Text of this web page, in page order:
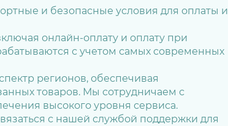
и безопасные условия для оплаты и
онлайн-оплату и оплату при
с учетом самых современных
регионов, обеспечивая
товаров. Мы сотрудничаем с
высокого уровня сервиса.
с нашей службой поддержки для